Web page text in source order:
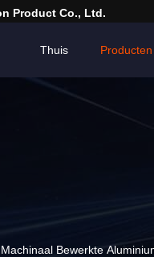
Product Co., Ltd.
Thuis Producten
Bewerkte